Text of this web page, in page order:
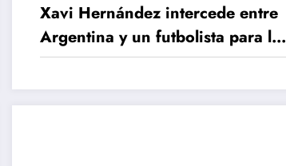
Xavi Hernández intercede entre
Argentina y un futbolista para los
Juegos Olímpicos de París 2024